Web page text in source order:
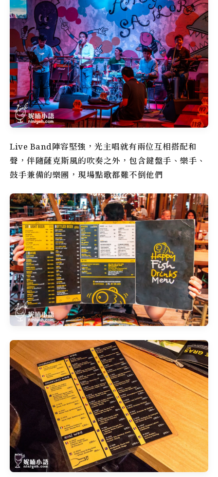
Live Band陣容堅強，光主唱就有兩位互相搭配和
聲，伴隨薩克斯風的吹奏之外，包含鍵盤手、樂手、
鼓手兼備的樂團，現場點歌都難不倒他們